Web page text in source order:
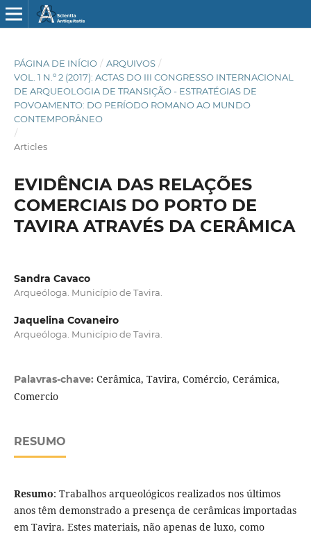
PÁGINA DE INÍCIO / ARQUIVOS /
VOL. 1 N.º 2 (2017): ACTAS DO III CONGRESSO INTERNACIONAL
DE ARQUEOLOGIA DE TRANSIÇÃO - ESTRATÉGIAS DE
POVOAMENTO: DO PERÍODO ROMANO AO MUNDO
CONTEMPORÂNEO
/
Articles
EVIDÊNCIA DAS RELAÇÕES
COMERCIAIS DO PORTO DE
TAVIRA ATRAVÉS DA CERÂMICA
Sandra Cavaco
Arqueóloga. Município de Tavira.
Jaquelina Covaneiro
Arqueóloga. Município de Tavira.
Palavras-chave: Cerâmica, Tavira, Comércio, Cerámica,
Comercio
RESUMO
Resumo: Trabalhos arqueológicos realizados nos últimos
anos têm demonstrado a presença de cerâmicas importadas
em Tavira. Estes materiais, não apenas de luxo, como